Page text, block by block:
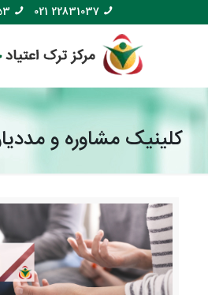
021 22831037
کلینیک مشاوره و